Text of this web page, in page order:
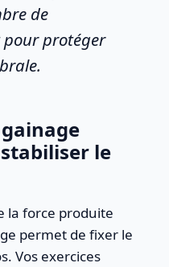
de
protéger
le
la force produite
permet de fixer le
Vos exercices